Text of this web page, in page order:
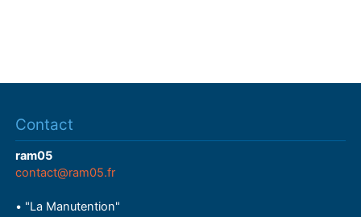
Contact
ram05
contact@ram05.fr
• "La Manutention"